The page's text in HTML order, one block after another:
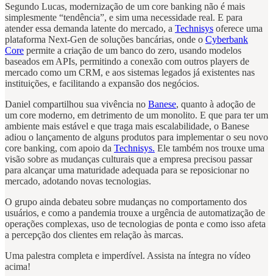
Segundo Lucas, modernização de um core banking não é mais
simplesmente “tendência”, e sim uma necessidade real. E para
atender essa demanda latente do mercado, a Technisys oferece uma
plataforma Next-Gen de soluções bancárias, onde o Cyberbank
Core permite a criação de um banco do zero, usando modelos
baseados em APIs, permitindo a conexão com outros players de
mercado como um CRM, e aos sistemas legados já existentes nas
instituições, e facilitando a expansão dos negócios.
Daniel compartilhou sua vivência no Banese, quanto à adoção de
um core moderno, em detrimento de um monolito. E que para ter um
ambiente mais estável e que traga mais escalabilidade, o Banese
adiou o lançamento de alguns produtos para implementar o seu novo
core banking, com apoio da Technisys. Ele também nos trouxe uma
visão sobre as mudanças culturais que a empresa precisou passar
para alcançar uma maturidade adequada para se reposicionar no
mercado, adotando novas tecnologias.
O grupo ainda debateu sobre mudanças no comportamento dos
usuários, e como a pandemia trouxe a urgência de automatização de
operações complexas, uso de tecnologias de ponta e como isso afeta
a percepção dos clientes em relação às marcas.
Uma palestra completa e imperdível. Assista na íntegra no vídeo
acima!